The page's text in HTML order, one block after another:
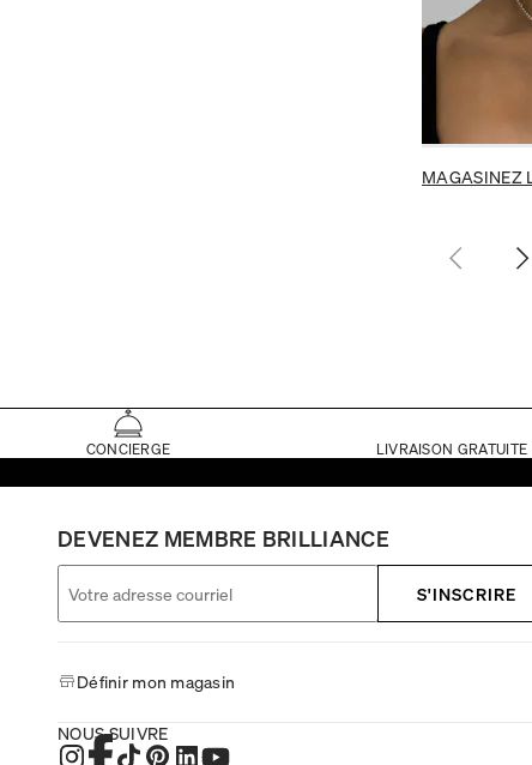
MAGASINEZ
CONCIERGE LIVRAISON
DEVENEZ MEMBRE BRILLIANCE
S'INSCRIRE
Définir mon magasin
NOUS SUIVRE